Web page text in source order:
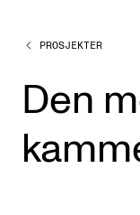
STUDIER
Alle studier
Bachelor
Master
PROSJEKTER
Den